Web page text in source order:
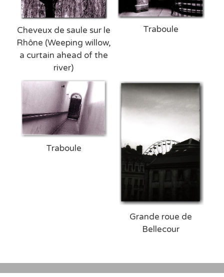
Cheveux de saule sur le
Rhône (Weeping willow,
a curtain ahead of the
river)
Traboule
Traboule
Grande roue de
Bellecour